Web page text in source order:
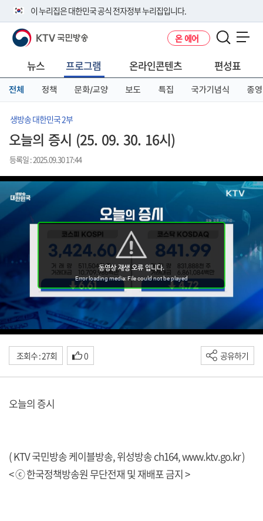
이 누리집은 대한민국 공식 전자정부 누리집입니다.
공식 누리집 주소 확인하기
니다.
이밖에 or.kr 또는 .kr등 다른 도메인 주소를 사용하고 있다면 아래 URL에
서 도메인 주소를 확인해 보세요
KTV 국민방송 온 에어
뉴스 프로그램 온라인콘텐츠 편성표
전체 정책 문화/교양 보도 특집 국가기념식 종영
생방송 대한민국 2부
오늘의 증시 (25. 09. 30. 16시)
등록일 : 2025.09.30 17:44
조회수 : 27회 0 공유하기
오늘의 증시
( KTV 국민방송 케이블방송, 위성방송 ch164,www.ktv.go.kr)
< ⓒ 한국정책방송원 무단전재 및 재배포 금지 >